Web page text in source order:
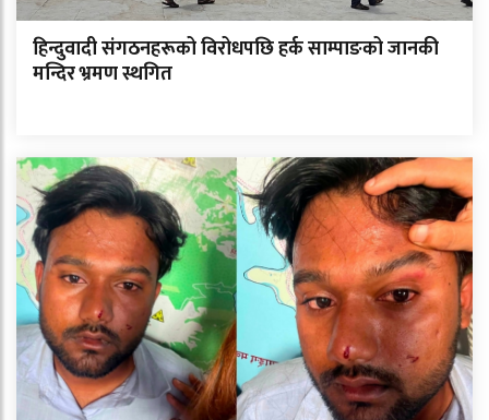
हिन्दुवादी संगठनहरूको विरोधपछि हर्क साम्पाङको जानकी
मन्दिर भ्रमण स्थगित